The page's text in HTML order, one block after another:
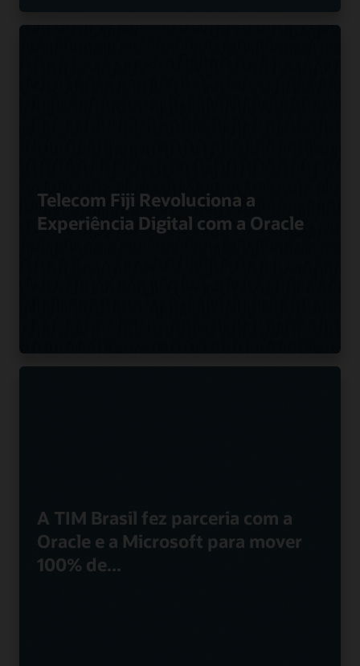
Telecom Fiji Revoluciona a
Experiência Digital com a Oracle
A TIM Brasil fez parceria com a
Oracle e a Microsoft para mover
100% de...